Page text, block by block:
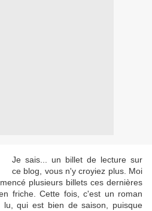
Je sais... un billet de lecture sur
ce blog, vous n'y croyiez plus. Moi
plusieurs billets ces dernières
friche. Cette fois, c'est un roman
qui est bien de saison, puisque